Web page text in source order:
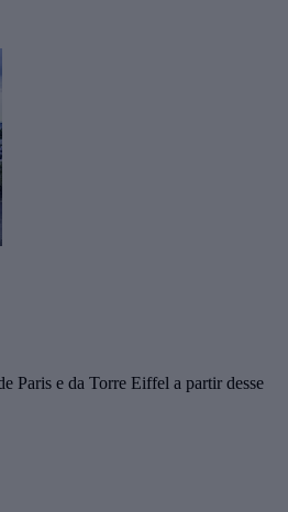
Paris e da Torre Eiffel a partir desse